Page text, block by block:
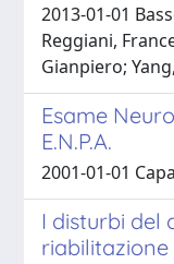
2013-01-01
Reggiani,
Gianpiero;
Esame
E.N.P.A.
2001-01-01
I disturbi del
riabilitazione